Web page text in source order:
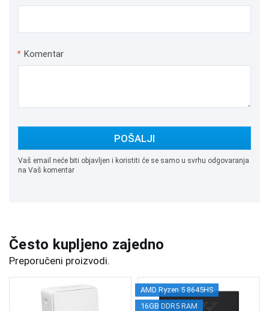
* Komentar
POŠALJI
Vaš email neće biti objavljen i koristiti će se samo u svrhu odgovaranja
na Vaš komentar
Često kupljeno zajedno
Preporučeni proizvodi.
AMD Ryzen 5 8645HS
16GB DDR5 RAM